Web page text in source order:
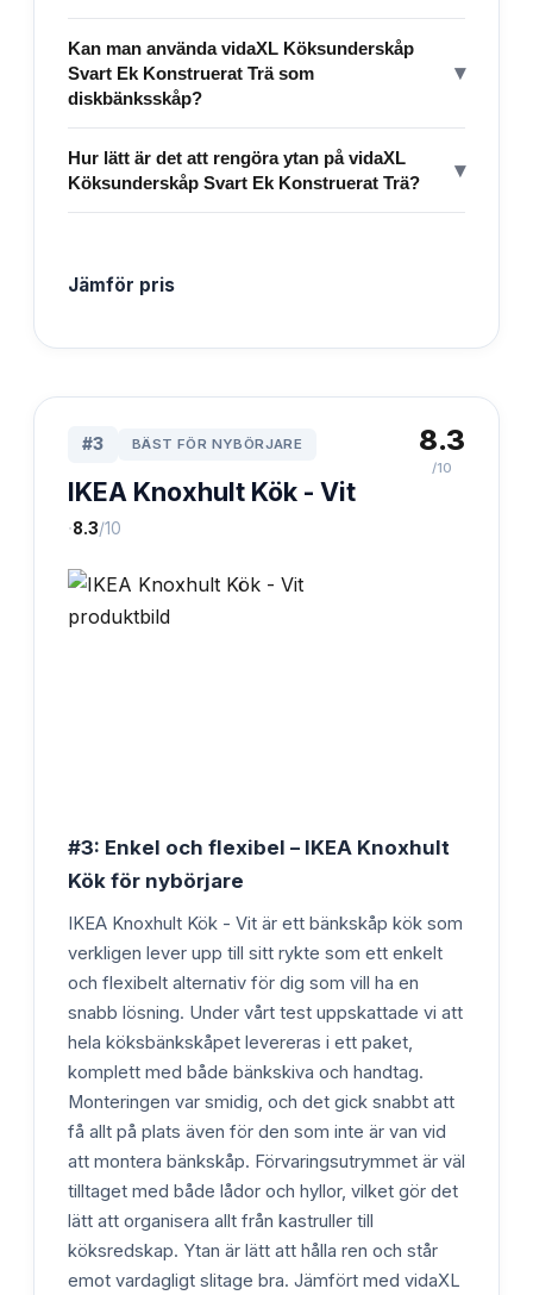
Kan man använda vidaXL Köksunderskåp
Svart Ek Konstruerat Trä som
diskbänksskåp?
▾
Hur lätt är det att rengöra ytan på vidaXL
Köksunderskåp Svart Ek Konstruerat Trä?
▾
Jämför pris
#3 BÄST FÖR NYBÖRJARE
IKEA Knoxhult Kök - Vit
·8.3/10
8.3
/10
#3: Enkel och flexibel – IKEA Knoxhult
Kök för nybörjare
IKEA Knoxhult Kök - Vit är ett bänkskåp kök som
verkligen lever upp till sitt rykte som ett enkelt
och flexibelt alternativ för dig som vill ha en
snabb lösning. Under vårt test uppskattade vi att
hela köksbänkskåpet levereras i ett paket,
komplett med både bänkskiva och handtag.
Monteringen var smidig, och det gick snabbt att
få allt på plats även för den som inte är van vid
att montera bänkskåp. Förvaringsutrymmet är väl
tilltaget med både lådor och hyllor, vilket gör det
lätt att organisera allt från kastruller till
köksredskap. Ytan är lätt att hålla ren och står
emot vardagligt slitage bra. Jämfört med vidaXL